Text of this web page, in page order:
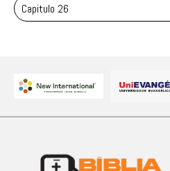
Capitulo 26